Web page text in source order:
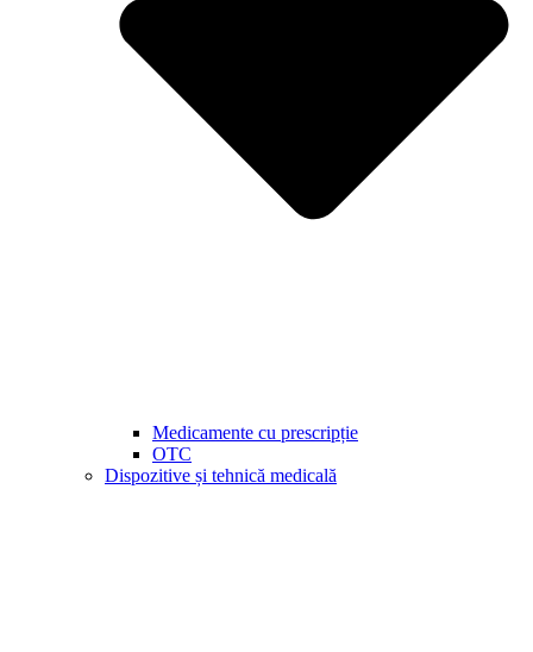
Medicamente cu prescripție
OTC
Dispozitive și tehnică medicală